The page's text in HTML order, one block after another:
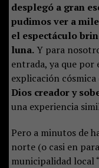
desplegó a gran
pudimos ver a
el espectáculo
luna.Y para
entrada, ya que por
explicación cósmica
Dios creador y
una experiencia
Pero a minutos de
norte (o casi en
municipalidad local